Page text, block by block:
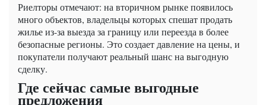
Риелторы отмечают: на вторичном рынке появилось
много объектов, владельцы которых спешат продать
жилье из-за выезда за границу или переезда в более
безопасные регионы. Это создает давление на цены, и
покупатели получают реальный шанс на выгодную
сделку.
Где сейчас самые выгодные
предложения